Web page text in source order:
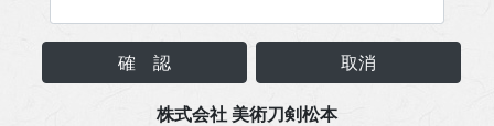
確 認 取消
株式会社 美術刀剣松本